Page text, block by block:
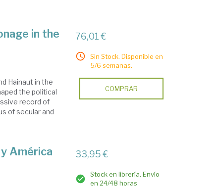
in the
Hainaut in the
the political
record of
of secular and
76,01 €
Sin Stock. Disponible en
5/6 semanas.
COMPRAR
América 33,95 €
Stock en librería. Envío
en 24/48 horas